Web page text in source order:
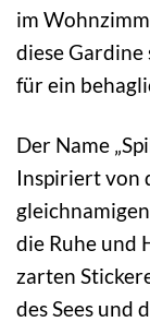
im
diese
für ein
Der Name
Inspiriert von
die Ruhe und
zarten
des Sees und